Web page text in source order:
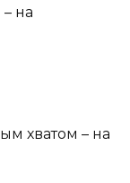
на
хватом – на